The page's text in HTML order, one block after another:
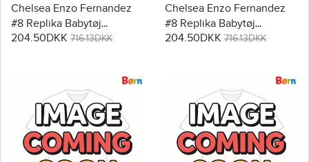
Chelsea Enzo Fernandez
#8 Replika Babytøj
Hjemmebanesæt Børn
204.50DKK 716.13DKK
Chelsea Enzo Fernandez
#8 Replika Babytøj
Udebanesæt Børn 2026-27
204.50DKK 716.13DKK